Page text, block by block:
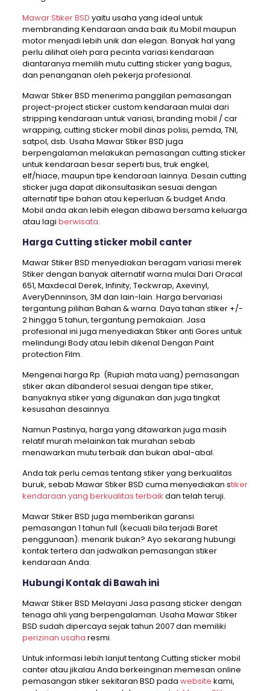
Mawar Stiker BSD yaitu usaha yang ideal untuk
membranding Kendaraan anda baik itu Mobil maupun
motor menjadi lebih unik dan elegan. Banyak hal yang
perlu dilihat oleh para pecinta variasi kendaraan
diantaranya memilih mutu cutting sticker yang bagus,
dan penanganan oleh pekerja profesional.
Mawar Stiker BSD menerima panggilan pemasangan
project-project sticker custom kendaraan mulai dari
stripping kendaraan untuk variasi, branding mobil / car
wrapping, cutting sticker mobil dinas polisi, pemda, TNI,
satpol, dsb. Usaha Mawar Stiker BSD juga
berpengalaman melakukan pemasangan cutting sticker
untuk kendaraan besar seperti bus, truk engkel,
elf/hiace, maupun tipe kendaraan lainnya. Desain cutting
sticker juga dapat dikonsultasikan sesuai dengan
alternatif tipe bahan atau keperluan & budget Anda.
Mobil anda akan lebih elegan dibawa bersama keluarga
atau lagi berwisata.
Harga Cutting sticker mobil canter
Mawar Stiker BSD menyediakan beragam variasi merek
Stiker dengan banyak alternatif warna mulai Dari Oracal
651, Maxdecal Derek, Infinity, Teckwrap, Axevinyl,
AveryDenninson, 3M dan lain-lain. Harga bervariasi
tergantung pilihan Bahan & warna. Daya tahan stiker +/-
2 hingga 5 tahun, tergantung pemakaian. Jasa
profesional ini juga menyediakan Stiker anti Gores untuk
melindungi Body atau lebih dikenal Dengan Paint
protection Film.
Mengenai harga Rp. (Rupiah mata uang) pemasangan
stiker akan dibanderol sesuai dengan tipe stiker,
banyaknya stiker yang digunakan dan juga tingkat
kesusahan desainnya.
Namun Pastinya, harga yang ditawarkan juga masih
relatif murah melainkan tak murahan sebab
menawarkan mutu terbaik dan bukan abal-abal.
Anda tak perlu cemas tentang stiker yang berkualitas
buruk, sebab Mawar Stiker BSD cuma menyediakan stiker
kendaraan yang berkualitas terbaik dan telah teruji.
Mawar Stiker BSD juga memberikan garansi
pemasangan 1 tahun full (kecuali bila terjadi Baret
penggunaan). menarik bukan? Ayo sekarang hubungi
kontak tertera dan jadwalkan pemasangan stiker
kendaraan Anda.
Hubungi Kontak di Bawah ini
Mawar Stiker BSD Melayani Jasa pasang sticker dengan
tenaga ahli yang berpengalaman. Usaha Mawar Stiker
BSD sudah dipercaya sejak tahun 2007 dan memiliki
perizinan usaha resmi.
Untuk informasi lebih lanjut tentang Cutting sticker mobil
canter atau jikalau Anda berkeinginan memesan online
pemasangan stiker sekitaran BSD pada website kami,